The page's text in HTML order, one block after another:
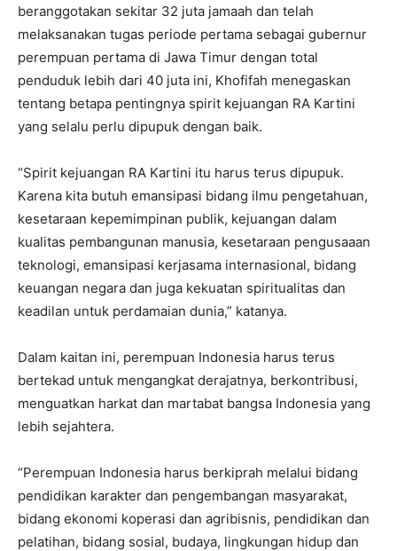
beranggotakan sekitar 32 juta jamaah dan telah
melaksanakan tugas periode pertama sebagai gubernur
perempuan pertama di Jawa Timur dengan total
penduduk lebih dari 40 juta ini, Khofifah menegaskan
tentang betapa pentingnya spirit kejuangan RA Kartini
yang selalu perlu dipupuk dengan baik.
“Spirit kejuangan RA Kartini itu harus terus dipupuk.
Karena kita butuh emansipasi bidang ilmu pengetahuan,
kesetaraan kepemimpinan publik, kejuangan dalam
kualitas pembangunan manusia, kesetaraan pengusaaan
teknologi, emansipasi kerjasama internasional, bidang
keuangan negara dan juga kekuatan spiritualitas dan
keadilan untuk perdamaian dunia,” katanya.
Dalam kaitan ini, perempuan Indonesia harus terus
bertekad untuk mengangkat derajatnya, berkontribusi,
menguatkan harkat dan martabat bangsa Indonesia yang
lebih sejahtera.
“Perempuan Indonesia harus berkiprah melalui bidang
pendidikan karakter dan pengembangan masyarakat,
bidang ekonomi koperasi dan agribisnis, pendidikan dan
pelatihan, bidang sosial, budaya, lingkungan hidup dan